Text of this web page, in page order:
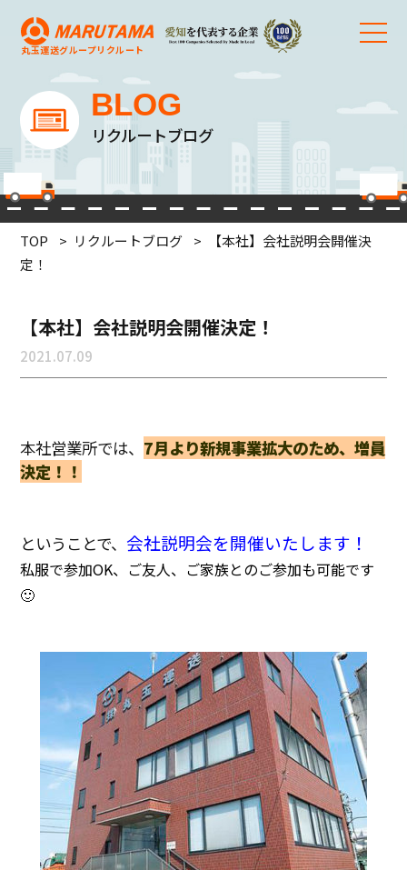
丸玉運送グループリクルート
BLOG
リクルートブログ
TOP リクルートブログ
【本社】会社説明会開催決
定！
【本社】会社説明会開催決定！
2021.07.09
本社営業所では、 7月より新規事業拡大のため、増員
決定！！
ということで、 会社説明会を開催いたします！
私服で参加OK、ご友人、ご家族とのご参加も可能です
🙂